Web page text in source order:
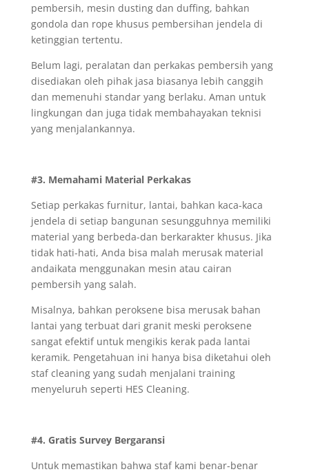
pembersih, mesin dusting dan duffing, bahkan
gondola dan rope khusus pembersihan jendela di
ketinggian tertentu.
Belum lagi, peralatan dan perkakas pembersih yang
disediakan oleh pihak jasa biasanya lebih canggih
dan memenuhi standar yang berlaku. Aman untuk
lingkungan dan juga tidak membahayakan teknisi
yang menjalankannya.
#3. Memahami Material Perkakas
Setiap perkakas furnitur, lantai, bahkan kaca-kaca
jendela di setiap bangunan sesungguhnya memiliki
material yang berbeda-dan berkarakter khusus. Jika
tidak hati-hati, Anda bisa malah merusak material
andaikata menggunakan mesin atau cairan
pembersih yang salah.
Misalnya, bahkan peroksene bisa merusak bahan
lantai yang terbuat dari granit meski peroksene
sangat efektif untuk mengikis kerak pada lantai
keramik. Pengetahuan ini hanya bisa diketahui oleh
staf cleaning yang sudah menjalani training
menyeluruh seperti HES Cleaning.
#4. Gratis Survey Bergaransi
Untuk memastikan bahwa staf kami benar-benar